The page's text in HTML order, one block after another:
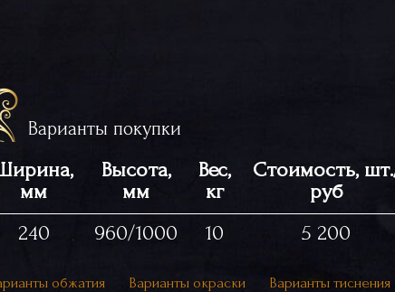
Варианты покупки
мм
Высота,
мм
Вес,
кг
Стоимость,
руб
240
960/1000 10 5 200
обжатия Варианты окраски Варианты тиснения